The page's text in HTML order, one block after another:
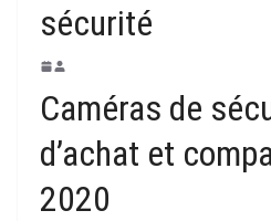
sécurité
Caméras de
d’achat et
2020